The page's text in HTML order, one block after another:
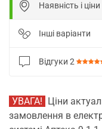
Наявність і ціни
Інші варіанти
Відгуки 2
УВАГА! Ціни
замовлення в